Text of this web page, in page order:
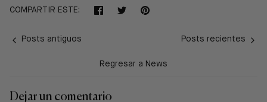
COMPARTIR ESTE: CompartirTuitearHacer
Posts antiguos
Regresar a News
Posts recientes
Dejar un comentario